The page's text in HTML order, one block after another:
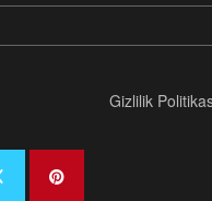
Gizlilik